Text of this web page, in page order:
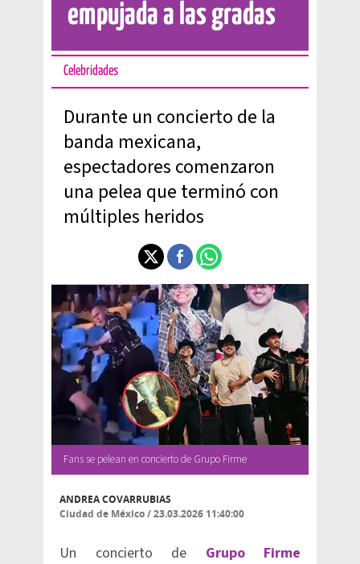
empujada a las gradas
Celebridades
Durante un concierto de la
banda mexicana,
espectadores comenzaron
una pelea que terminó con
múltiples heridos
Fans se pelean en concierto de Grupo Firme
ANDREA COVARRUBIAS
Ciudad de México/23.03.2026 11:40:00
Un concierto de Grupo Firme